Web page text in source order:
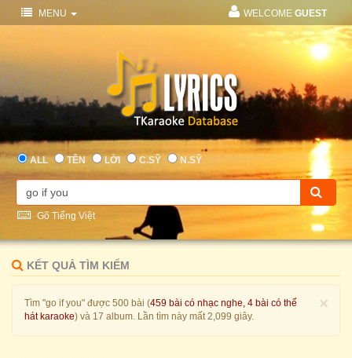
MENU WELCOME GUEST
ALL TÊN LỜI C.SỸ N.SỸ
Gõ Tiếng Việt
KẾT QUẢ TÌM KIẾM
×
Tìm "go if you" được 500 bài (459 bài có nhạc nghe, 4 bài có thể
hát karaoke) và 17 album. Lần tìm này mất 2,099 giây.